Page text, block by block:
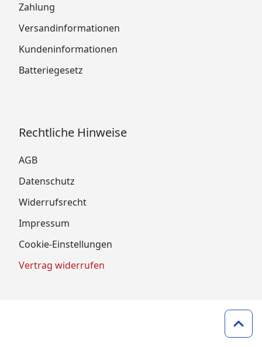
Zahlung
Versandinformationen
Kundeninformationen
Batteriegesetz
Rechtliche Hinweise
AGB
Datenschutz
Widerrufsrecht
Impressum
Cookie-Einstellungen
Vertrag widerrufen